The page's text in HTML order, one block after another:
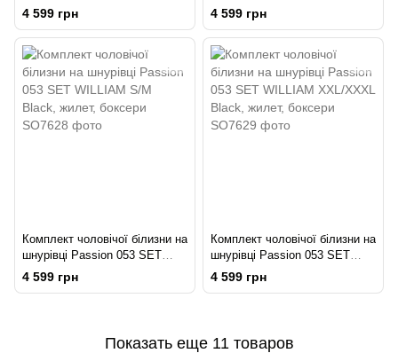
MICHAEL 2XL/3XL black
сорочка, боксери заклепки
4 599 грн
WILLIAM L/XL Black, жилет,
боксери
4 599 грн
Комплект чоловічої білизни на
шнурівці Passion 053 SET
WILLIAM S/M Black, жилет,
боксери
4 599 грн
Комплект чоловічої білизни на
шнурівці Passion 053 SET
WILLIAM XXL/XXXL Black,
жилет, боксери
4 599 грн
Показать еще 11 товаров